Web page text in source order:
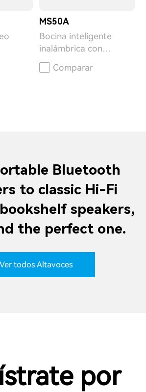
MS50A
Bocina inteligente
inalámbrica con
conectividad multiroom
Comparar
Bluetooth
to classic Hi-Fi
speakers,
the perfect one.
Ver todos Altavoces
por